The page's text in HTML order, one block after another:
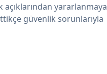
yararlanmaya
güvenlik sorunlarıyla